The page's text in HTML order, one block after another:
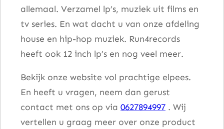
allemaal. Verzamel lp’s, muziek uit films en
tv series. En wat dacht u van onze afdeling
house en hip-hop muziek. Run4records
heeft ook 12 inch lp’s en nog veel meer.
Bekijk onze website vol prachtige elpees.
En heeft u vragen, neem dan gerust
contact met ons op via 0627894997 . Wij
vertellen u graag meer over onze product